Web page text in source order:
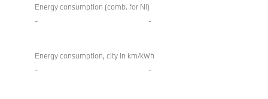
Energy consumption (comb. for NI)
- -
Energy consumption, city in km/kWh
- -